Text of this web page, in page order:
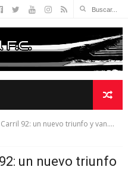
92: un nuevo triunfo y van....
un nuevo triunfo